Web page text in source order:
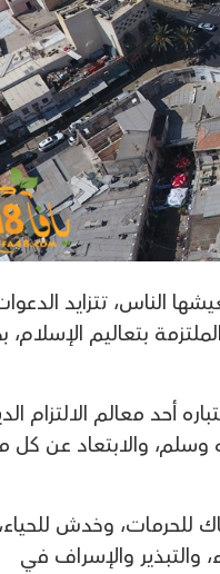
الناس، تتزايد
بتعاليم الإسلام،
أحد معالم الالتزام
والابتعاد عن كل
للحرمات، وخدش
والتبذير والإسراف في